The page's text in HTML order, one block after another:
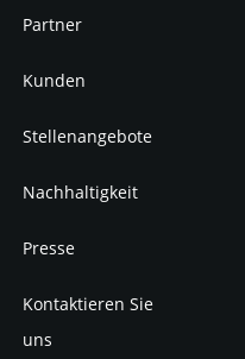
Partner
Kunden
Stellenangebote
Nachhaltigkeit
Presse
Kontaktieren Sie
uns